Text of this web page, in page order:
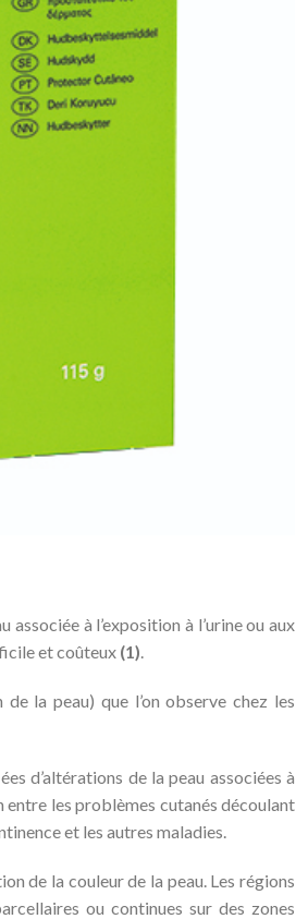
à l’exposition à l’urine ou aux
et coûteux (1).
la peau) que l’on observe chez les
d’altérations de la peau associées à
les problèmes cutanés découlant
et les autres maladies.
de la couleur de la peau. Les régions
ou continues sur des zones